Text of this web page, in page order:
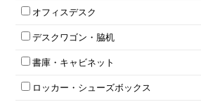
肘付きチェア
肘無しチェア
役員チェア
オフィスチェアその他
オフィスデスク
片袖机
フリーアドレスデスク（ベンチデスク）
昇降デスク
両袖机
デスクワゴン・脇机
インワゴン2段
インワゴン3段
脇机
書庫・キャビネット
ハイキャビネット
ローキャビネット
ロッカー・シューズボックス